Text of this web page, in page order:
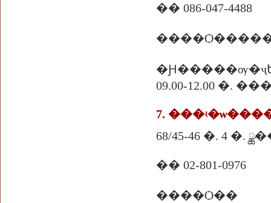
�� 086-047-4488
09.00-12.00 �.
7.
68/45-46 �. 4 �.
�� 02-801-0976
����Ѻ��